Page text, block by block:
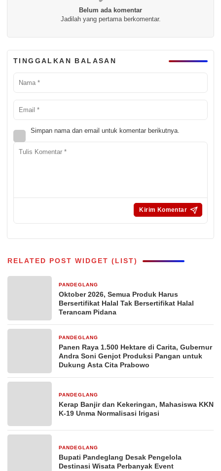
Belum ada komentar
Jadilah yang pertama berkomentar.
TINGGALKAN BALASAN
Simpan nama dan email untuk komentar berikutnya.
RELATED POST WIDGET (LIST)
PANDEGLANG
Oktober 2026, Semua Produk Harus
Bersertifikat Halal Tak Bersertifikat Halal
Terancam Pidana
PANDEGLANG
Panen Raya 1.500 Hektare di Carita, Gubernur
Andra Soni Genjot Produksi Pangan untuk
Dukung Asta Cita Prabowo
PANDEGLANG
Kerap Banjir dan Kekeringan, Mahasiswa KKN
K-19 Unma Normalisasi Irigasi
PANDEGLANG
Bupati Pandeglang Desak Pengelola
Destinasi Wisata Perbanyak Event